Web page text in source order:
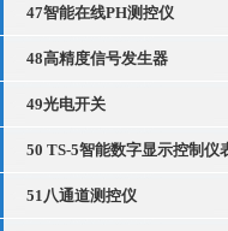
47智能在线PH测控仪
48高精度信号发生器
49光电开关
50 TS-5智能数字显示控制仪
51八通道测控仪